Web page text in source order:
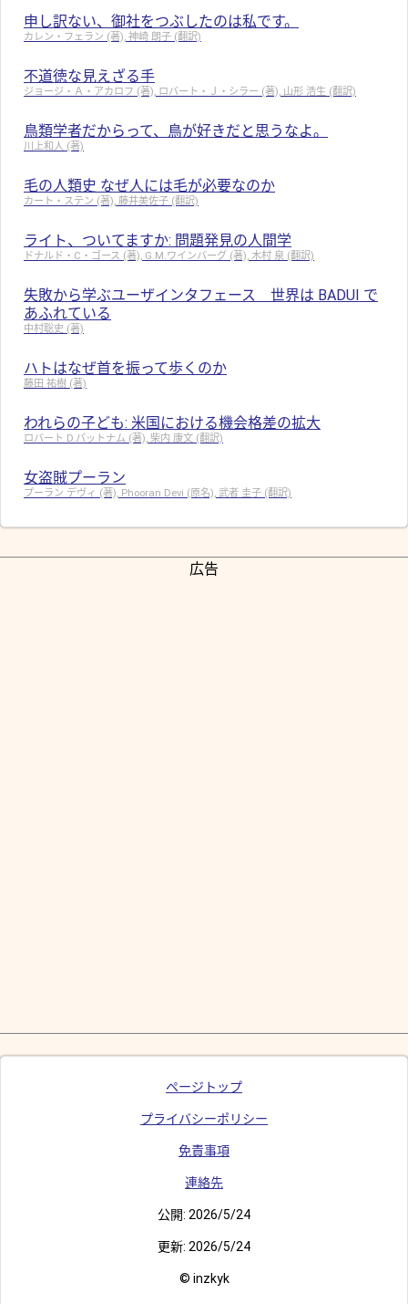
申し訳ない、御社をつぶしたのは私です。
カレン・フェラン (著), 神崎 朗子 (翻訳)
不道徳な見えざる手
ジョージ・Ａ・アカロフ (著), ロバート・Ｊ・シラー (著), 山形 浩生 (翻訳)
鳥類学者だからって、鳥が好きだと思うなよ。
川上和人 (著)
毛の人類史 なぜ人には毛が必要なのか
カート・ステン (著), 藤井美佐子 (翻訳)
ライト、ついてますか: 問題発見の人間学
ドナルド・C・ゴース (著), G.M.ワインバーグ (著), 木村 泉 (翻訳)
失敗から学ぶユーザインタフェース 世界は BADUI で
あふれている
中村聡史 (著)
ハトはなぜ首を振って歩くのか
藤田 祐樹 (著)
われらの子ども: 米国における機会格差の拡大
ロバート D.パットナム (著), 柴内 康文 (翻訳)
女盗賊プーラン
プーラン デヴィ (著), Phooran Devi (原名), 武者 圭子 (翻訳)
広告
ページトップ
プライバシーポリシー
免責事項
連絡先
公開: 2026/5/24
更新: 2026/5/24
© inzkyk